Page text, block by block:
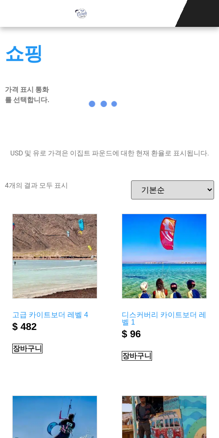
쇼핑
가격 표시 통화
를 선택합니다.
USD 및 유로 가격은 이집트 파운드에 대한 현재 환율로 표시됩니다.
4개의 결과 모두 표시
고급 카이트보더 레벨 4
$ 482
장바구니
디스커버리 카이트보더 레
벨 1
$ 96
장바구니